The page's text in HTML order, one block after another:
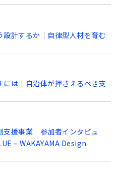
計するか｜自律型人材を育む
は｜自治体が押さえるべき支
支援事業 参加者インタビュ
– WAKAYAMA Design